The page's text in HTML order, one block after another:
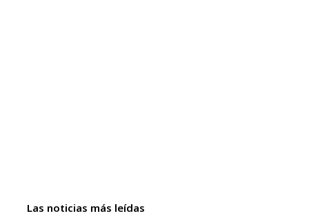
Las noticias más leídas